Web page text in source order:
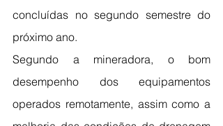
concluídas no segundo semestre do
próximo ano.
Segundo a mineradora, o bom
desempenho dos equipamentos
operados remotamente, assim como a